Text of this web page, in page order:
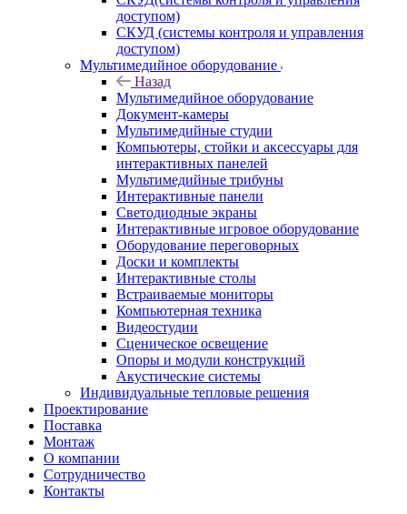
доступом)
СКУД (системы контроля и управления
доступом)
Мультимедийное оборудование
Назад
Мультимедийное оборудование
Документ-камеры
Мультимедийные студии
Компьютеры, стойки и аксессуары для
интерактивных панелей
Мультимедийные трибуны
Интерактивные панели
Светодиодные экраны
Интерактивные игровое оборудование
Оборудование переговорных
Доски и комплекты
Интерактивные столы
Встраиваемые мониторы
Компьютерная техника
Видеостудии
Cценическое освещение
Опоры и модули конструкций
Акустические системы
Индивидуальные тепловые решения
Проектирование
Поставка
Монтаж
О компании
Сотрудничество
Контакты